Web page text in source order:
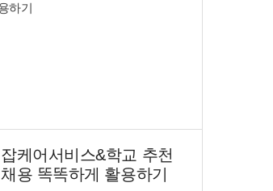
잡케어서비스&학교 추천
채용 똑똑하게 활용하기